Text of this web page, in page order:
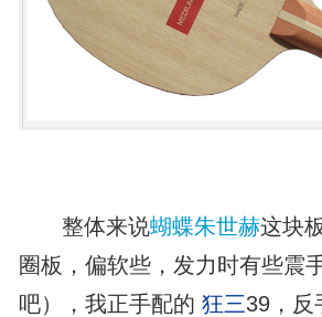
整体来说蝴蝶朱世赫这块
圈板，偏软些，发力时有些震
吧），我正手配的 狂三39，反